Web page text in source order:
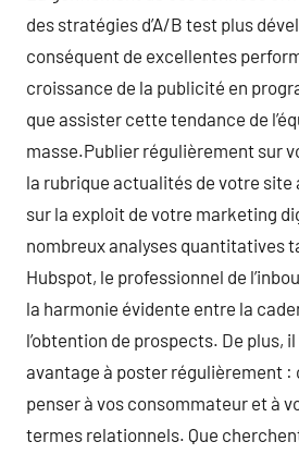
des stratégies d’A/B test plus
conséquent de excellentes
croissance de la publicité en
que assister cette tendance de
masse.Publier régulièrement sur
la rubrique actualités de votre site
sur la exploit de votre marketing
nombreux analyses quantitatives
Hubspot, le professionnel de
la harmonie évidente entre la
l’obtention de prospects. De plus, il
avantage à poster régulièrement :
penser à vos consommateur et à
termes relationnels. Que